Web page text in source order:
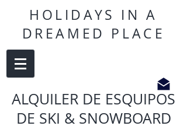
HOLIDAYS IN A
DREAMED PLACE
ALQUILER DE ESQUIPOS
DE SKI & SNOWBOARD